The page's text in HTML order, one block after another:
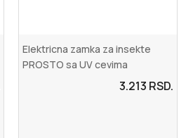
Elektricna zamka za insekte
PROSTO sa UV cevima
3.213 RSD.